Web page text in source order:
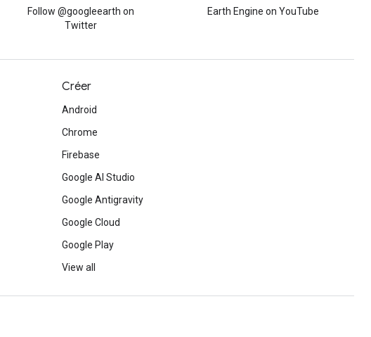
Follow @googleearth on
Twitter
Earth Engine on YouTube
Créer
Android
Chrome
Firebase
Google AI Studio
Google Antigravity
Google Cloud
Google Play
View all